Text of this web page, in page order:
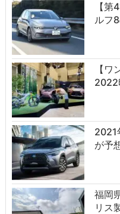
【
ルフ
【
2022
2021
が予
福岡
リス